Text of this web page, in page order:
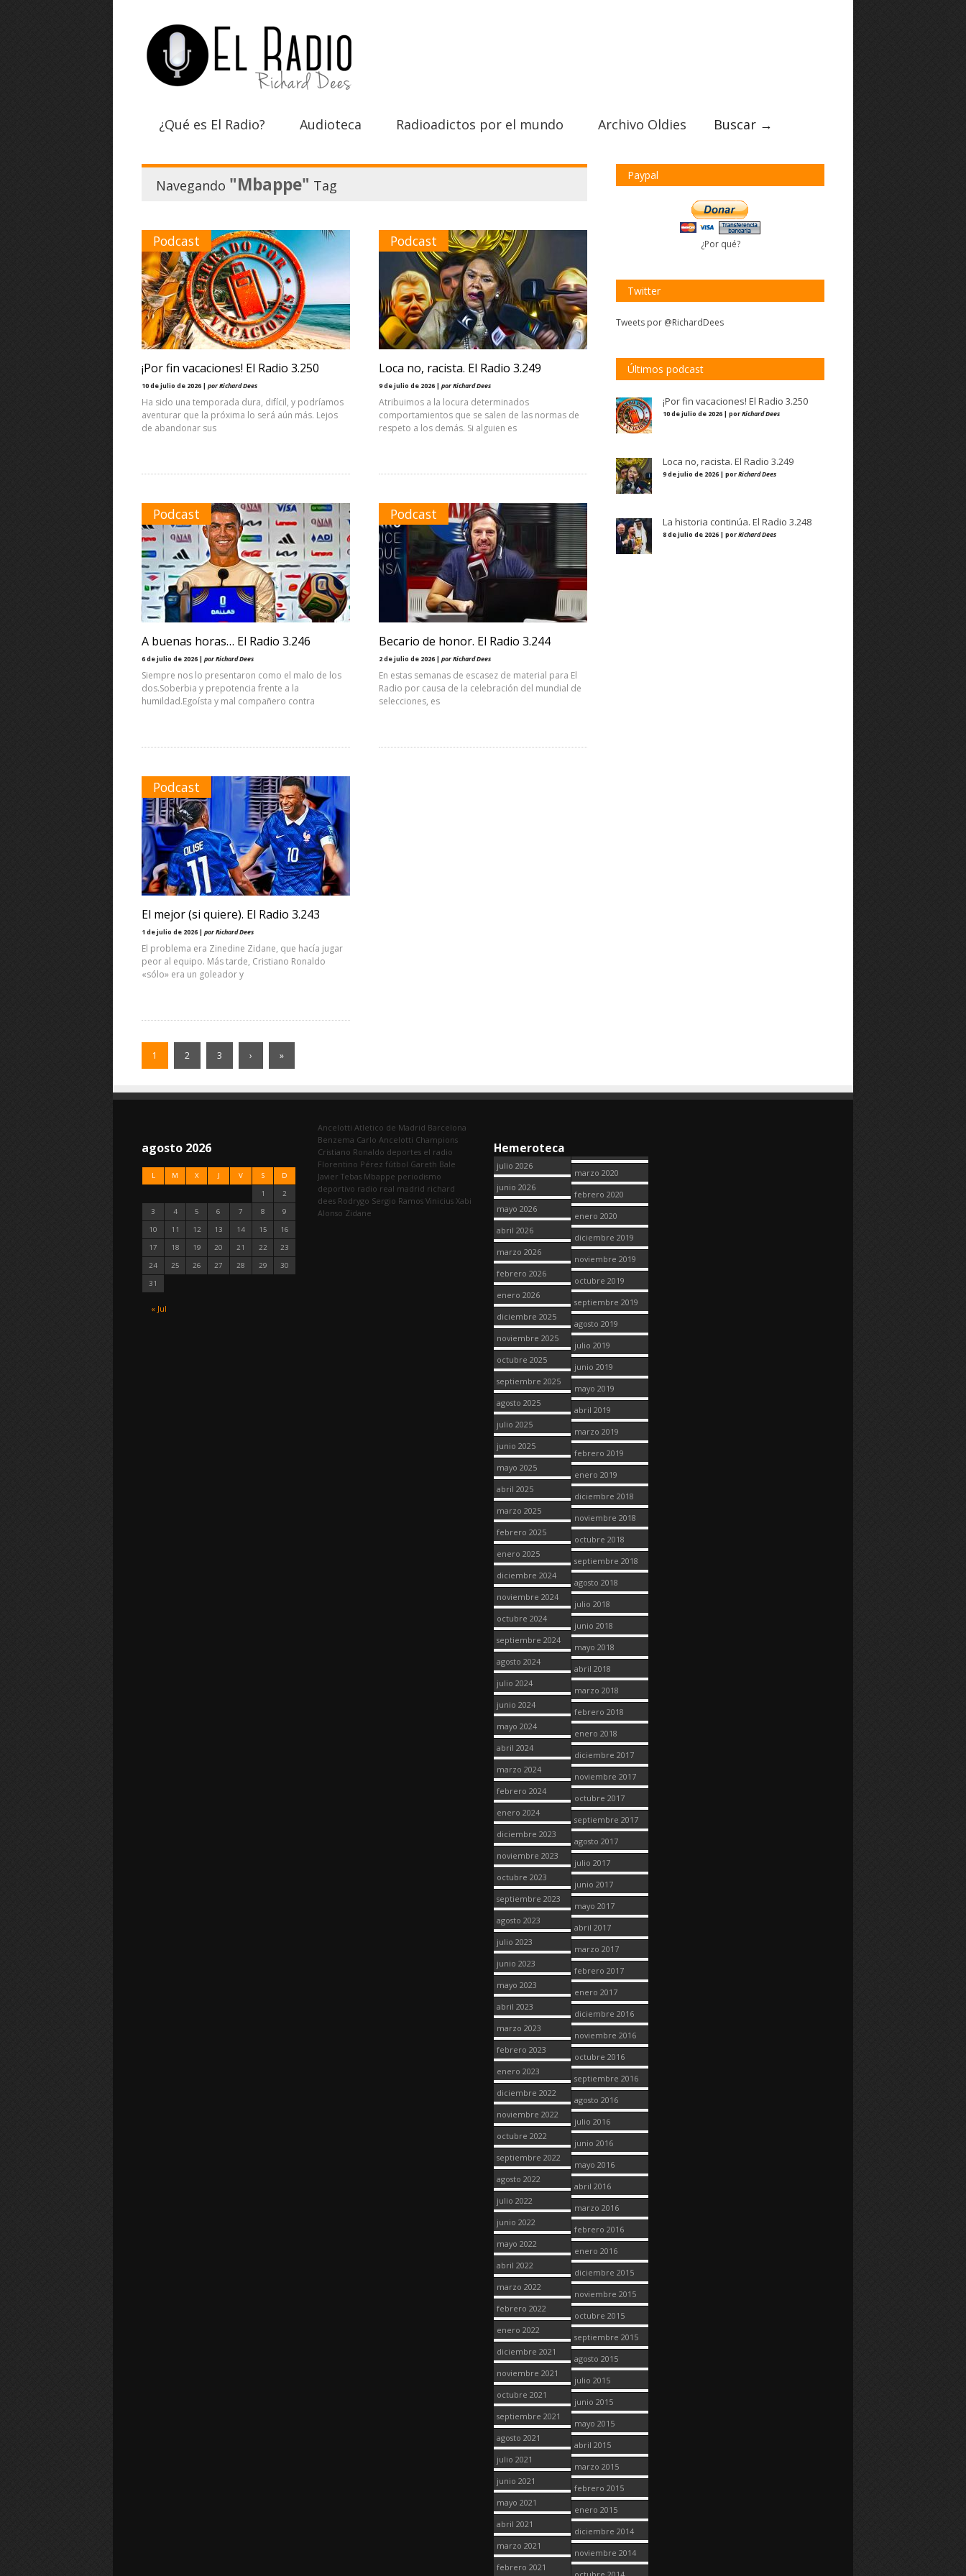
¿Qué es El Radio? Audioteca Radioadictos por el mundo Archivo Oldies Buscar →
Navegando "Mbappe" Tag
Podcast
¡Por fin vacaciones! El Radio 3.250
10 de julio de 2026 | por Richard Dees
Ha sido una temporada dura, difícil, y podríamos
aventurar que la próxima lo será aún más. Lejos
de abandonar sus
Podcast
Loca no, racista. El Radio 3.249
9 de julio de 2026 | por Richard Dees
Atribuimos a la locura determinados
comportamientos que se salen de las normas de
respeto a los demás. Si alguien es
Podcast
A buenas horas… El Radio 3.246
6 de julio de 2026 | por Richard Dees
Siempre nos lo presentaron como el malo de los
dos.Soberbia y prepotencia frente a la
humildad.Egoísta y mal compañero contra
Podcast
Becario de honor. El Radio 3.244
2 de julio de 2026 | por Richard Dees
En estas semanas de escasez de material para El
Radio por causa de la celebración del mundial de
selecciones, es
Podcast
El mejor (si quiere). El Radio 3.243
1 de julio de 2026 | por Richard Dees
El problema era Zinedine Zidane, que hacía jugar
peor al equipo. Más tarde, Cristiano Ronaldo
«sólo» era un goleador y
1 2 3 › »
Paypal
¿Por qué?
Twitter
Tweets por @RichardDees
Últimos podcast
¡Por fin vacaciones! El Radio 3.250
10 de julio de 2026 | porRichard Dees
Loca no, racista. El Radio 3.249
9 de julio de 2026 | porRichard Dees
La historia continúa. El Radio 3.248
8 de julio de 2026 | porRichard Dees
agosto 2026
L M X J V S D
« Jul
1
2
3
4 5 6 7 8
9
10
11 12 13 14 15
16
17
18 19 20 21 22
23
24
25 26 27 28 29
30
31
Ancelotti Atletico de Madrid Barcelona
Benzema Carlo Ancelotti Champions
Cristiano Ronaldo deportes el radio
Florentino Pérez fútbol Gareth Bale
Javier Tebas Mbappe periodismo
deportivo radio real madrid richard
dees Rodrygo Sergio Ramos Vinicius Xabi
Alonso Zidane
Hemeroteca
julio 2026
junio 2026
mayo 2026
abril 2026
marzo 2026
febrero 2026
enero 2026
diciembre 2025
noviembre 2025
octubre 2025
septiembre 2025
agosto 2025
julio 2025
junio 2025
mayo 2025
abril 2025
marzo 2025
febrero 2025
enero 2025
diciembre 2024
noviembre 2024
octubre 2024
septiembre 2024
agosto 2024
julio 2024
junio 2024
mayo 2024
abril 2024
marzo 2024
febrero 2024
enero 2024
diciembre 2023
noviembre 2023
octubre 2023
septiembre 2023
agosto 2023
julio 2023
junio 2023
mayo 2023
abril 2023
marzo 2023
febrero 2023
enero 2023
diciembre 2022
noviembre 2022
octubre 2022
septiembre 2022
agosto 2022
julio 2022
junio 2022
mayo 2022
abril 2022
marzo 2022
febrero 2022
enero 2022
diciembre 2021
noviembre 2021
octubre 2021
septiembre 2021
agosto 2021
julio 2021
junio 2021
mayo 2021
abril 2021
marzo 2021
febrero 2021
marzo 2020
febrero 2020
enero 2020
diciembre 2019
noviembre 2019
octubre 2019
septiembre 2019
agosto 2019
julio 2019
junio 2019
mayo 2019
abril 2019
marzo 2019
febrero 2019
enero 2019
diciembre 2018
noviembre 2018
octubre 2018
septiembre 2018
agosto 2018
julio 2018
junio 2018
mayo 2018
abril 2018
marzo 2018
febrero 2018
enero 2018
diciembre 2017
noviembre 2017
octubre 2017
septiembre 2017
agosto 2017
julio 2017
junio 2017
mayo 2017
abril 2017
marzo 2017
febrero 2017
enero 2017
diciembre 2016
noviembre 2016
octubre 2016
septiembre 2016
agosto 2016
julio 2016
junio 2016
mayo 2016
abril 2016
marzo 2016
febrero 2016
enero 2016
diciembre 2015
noviembre 2015
octubre 2015
septiembre 2015
agosto 2015
julio 2015
junio 2015
mayo 2015
abril 2015
marzo 2015
febrero 2015
enero 2015
diciembre 2014
noviembre 2014